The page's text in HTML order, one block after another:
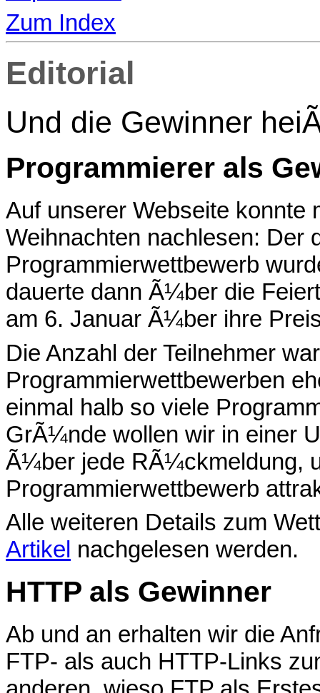
Zum Index
Editorial
Und die Gewinner
Programmierer als
Auf unserer Webseite konnte
Weihnachten nachlesen: Der
Programmierwettbewerb
dauerte dann Ã¼ber die
am 6. Januar Ã¼ber ihre
Die Anzahl der Teilnehmer
Programmierwettbewerben
einmal halb so viele
GrÃ¼nde wollen wir in einer
Ã¼ber jede RÃ¼ckmeldung,
Programmierwettbewerb
Alle weiteren Details zum
Artikel nachgelesen werden.
HTTP als Gewinner
Ab und an erhalten wir die
FTP- als auch HTTP-Links